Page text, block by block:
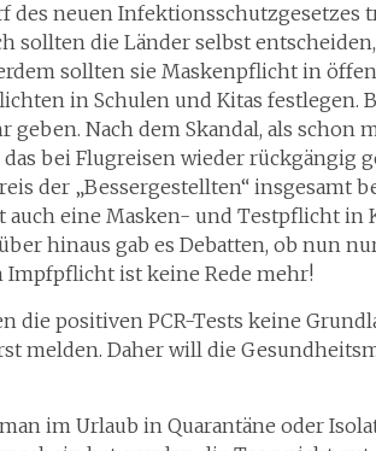
des neuen Infektionsschutzgesetzes
sollten die Länder selbst
sollten sie Maskenpflicht in
in Schulen und Kitas festlegen.
geben. Nach dem Skandal, als schon
bei Flugreisen wieder rückgängig
der „Bessergestellten“ insgesamt
auch eine Masken- und Testpflicht
hinaus gab es Debatten, ob nun
Impfpflicht ist keine Rede mehr!
die positiven PCR-Tests keine
melden. Daher will die
im Urlaub in Quarantäne oder